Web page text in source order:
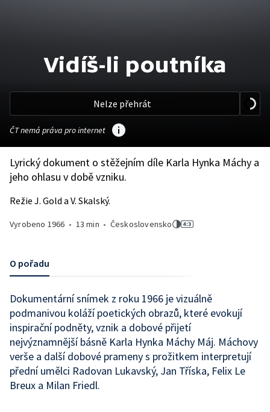
Vidíš-li poutníka
Nelze přehrát
ČT nemá práva pro internet
Lyrický dokument o stěžejním díle Karla Hynka Máchy a
jeho ohlasu v době vzniku.
Režie J. Gold a V. Skalský.
Vyrobeno 1966 • 13 min • Československo
O pořadu
Dokumentární snímek z roku 1966 je vizuálně
podmanivou koláží poetických obrazů, které evokují
inspirační podněty, vznik a dobové přijetí
nejvýznamnější básně Karla Hynka Máchy Máj. Máchovy
verše a další dobové prameny s prožitkem interpretují
přední umělci Radovan Lukavský, Jan Tříska, Felix Le
Breux a Milan Friedl.